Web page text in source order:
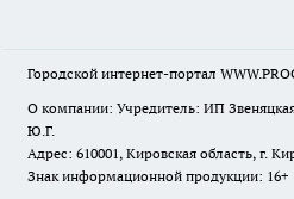
Городской интернет-портал
О компании: Учредитель: ИП
Ю.Г.
Адрес: 610001, Кировская область, г.
Знак информационной продукции: 16+